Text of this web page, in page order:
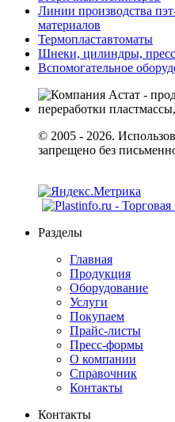
Линии производства
материалов
Термопластавтоматы
Шнеки, цилиндры,
Вспомогательное
© 2005 - 2026.
запрещено без
Разделы
Главная
Продукция
Оборудование
Услуги
Покупаем
Прайс-листы
Пресс-формы
О компании
Справочник
Контакты
Контакты